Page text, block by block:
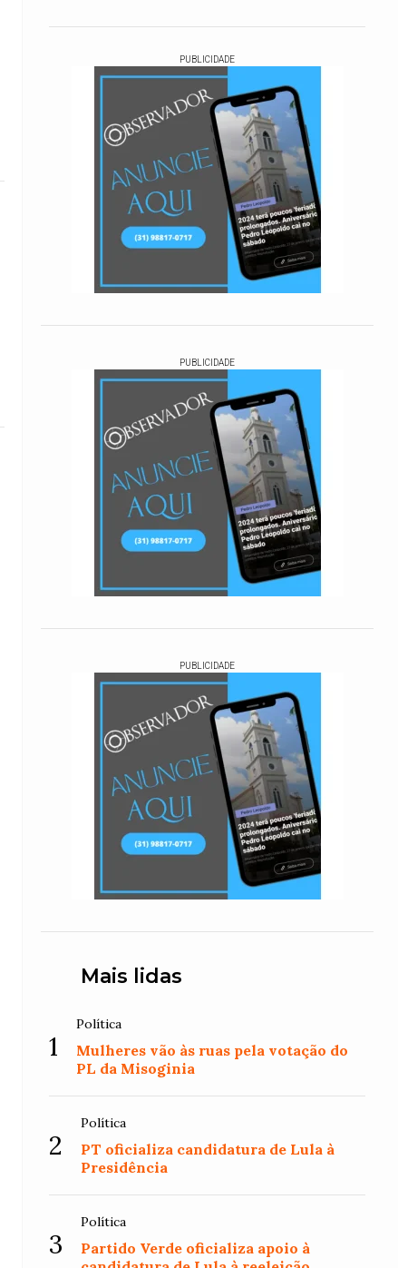
PUBLICIDADE
PUBLICIDADE
PUBLICIDADE
Mais lidas
1
Política
Mulheres vão às ruas pela votação do
PL da Misoginia
2
Política
PT oficializa candidatura de Lula à
Presidência
3
Política
Partido Verde oficializa apoio à